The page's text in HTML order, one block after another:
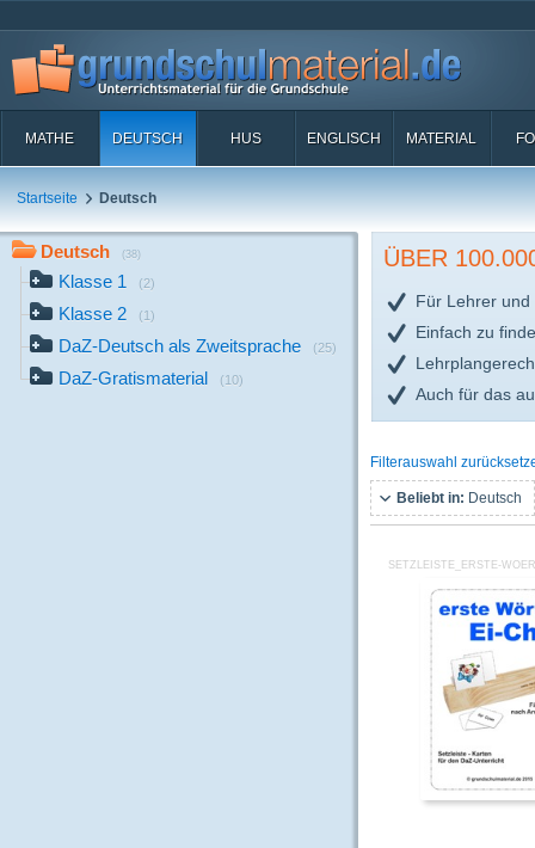
MATHE DEUTSCH HUS ENGLISCH MATERIAL
Startseite Deutsch
Deutsch (38)
Klasse 1 (2)
Klasse 2 (1)
DaZ-Deutsch als Zweitsprache (25)
DaZ-Gratismaterial (10)
ÜBER
Für Lehrer und
Einfach zu
Auch für das
Filterauswahl
Beliebt in: Deutsch
SETZLEISTE_ERSTE-